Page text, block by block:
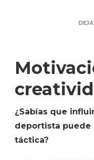
¿Sabías que
deportista puede
táctica?